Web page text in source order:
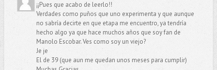
¡¡Pues que acabo de leerlo!!
Verdades como puños que uno experimenta y que aunque
no sabría decirte en que etapa me encuentro, ya tendría
hecho algo ya que hace muchos años que soy fan de
Manolo Escobar. Ves como soy un viejo?
Je je
El de 39 (que aun me quedan unos meses para cumplir)